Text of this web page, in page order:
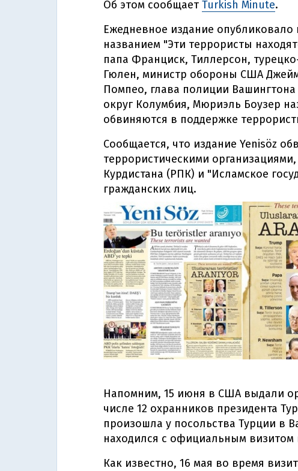
Об этом сообщает Turkish Minute.
Ежедневное издание
названием "Эти террористы
папа Франциск, Тиллерсон,
Гюлен, министр обороны США
Помпео, глава полиции
округ Колумбия, Мюриэль Боузер
обвиняются в поддержке
Сообщается, что издание Yenisöz
террористическими
Курдистана (РПК) и "Исламское
гражданских лиц.
Напомним, 15 июня в США выдали
числе 12 охранников президента
произошла у посольства Турции в
находился с официальным
Как известно, 16 мая во время